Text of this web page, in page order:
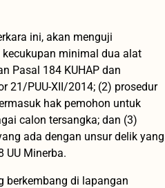
ini, akan menguji
minimal dua alat
Pasal 184 KUHAP dan
21/PUU-XII/2014; (2) prosedur
hak pemohon untuk
calon tersangka; dan (3)
ada dengan unsur delik yang
UU Minerba.
berkembang di lapangan